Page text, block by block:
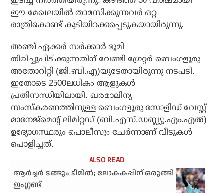
ഈ മേഖലയില്‍ താമസിക്കുന്നവര്‍ ഒറ്റ
രാത്രികൊണ്ട് കുടിയിറക്കപ്പെടുകയായിരുന്നു.
അഞ്ച് ഏക്കര്‍ സര്‍ക്കാര്‍ ഭൂമി
തിരിച്ചുപിടിക്കുന്നതിന് വേണ്ടി ഗ്രേറ്റര്‍ ബെംഗളൂരു
അതോറിറ്റി (ജി.ബി.എ)യുടേതായിരുന്നു നടപടി.
ഇതോടെ 2500ലധികം ആളുകള്‍
പ്രതിസന്ധിയിലായി. ഖരമാലിന്യ
സംസ്‌കരണത്തിനുള്ള ബെംഗളൂരു സോളിഡ് വേസ്റ്റ്
മാനേജ്‌മെന്റ് ലിമിറ്റഡ് (ബി.എസ്.ഡബ്ല്യു.എം.എല്‍)
ഉദ്യോഗസ്ഥരും പൊലീസും ചേര്‍ന്നാണ് വീടുകള്‍
പൊളിച്ചത്.
ആർച്ചർ ടങ്ങും ടീമിൽ; ലോകകപ്പിന് ഒരുങ്ങി
ഇംഗ്ലണ്ട്